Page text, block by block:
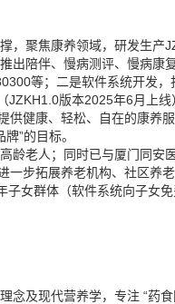
聚焦康养领域，研发生产
出陪伴、慢病测评、慢病康
等；二是软件系统开发
JZKH1.0版本2025年6月上
供健康、轻松、自在的康养
”的目标。
老人；同时已与厦门同安
一步拓展养老机构、社区养
女群体（软件系统向子女免
念及现代营养学，专注 “药